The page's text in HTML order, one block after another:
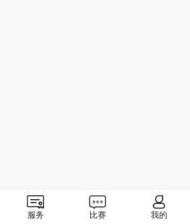
服务 比赛 我的